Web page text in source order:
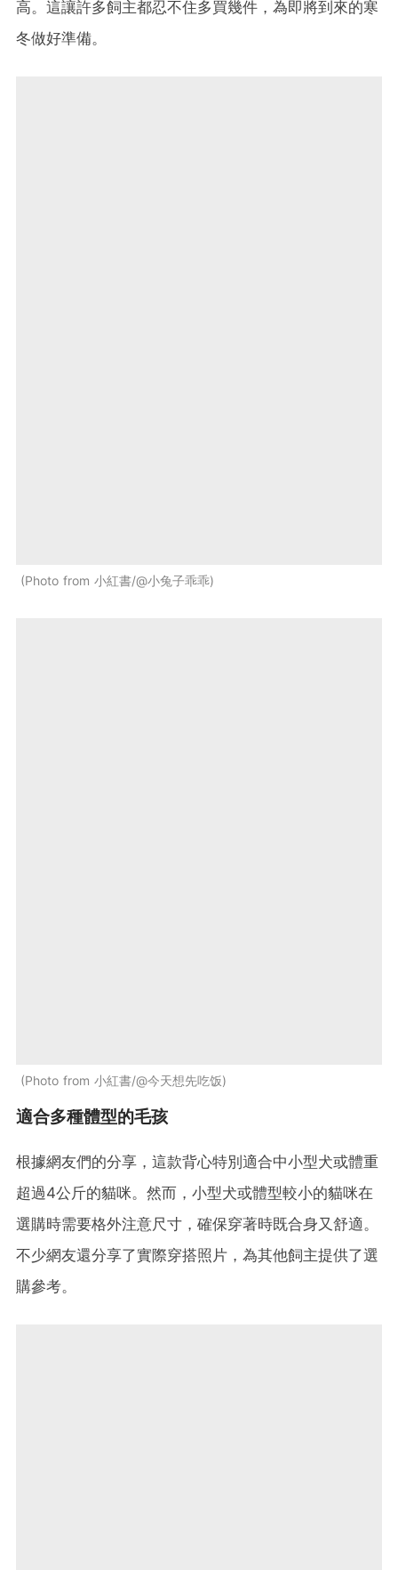
高。這讓許多飼主都忍不住多買幾件，為即將到來的寒
冬做好準備。
Photo from 小紅書/@小兔子乖乖
Photo from 小紅書/@今天想先吃饭
適合多種體型的毛孩
根據網友們的分享，這款背心特別適合中小型犬或體重
超過4公斤的貓咪。然而，小型犬或體型較小的貓咪在
選購時需要格外注意尺寸，確保穿著時既合身又舒適。
不少網友還分享了實際穿搭照片，為其他飼主提供了選
購參考。